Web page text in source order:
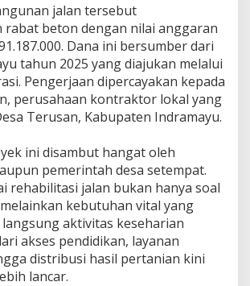
d
r
a
m
a
y
u
R
l
i
s
a
s
i
k
a
jalan tersebut
rabat beton dengan nilai anggaran
Dana ini bersumber dari
tahun 2025 yang diajukan melalui
Pengerjaan dipercayakan kepada
perusahaan kontraktor lokal yang
Terusan, Kabupaten Indramayu.
ini disambut hangat oleh
pemerintah desa setempat.
rehabilitasi jalan bukan hanya soal
kebutuhan vital yang
aktivitas keseharian
akses pendidikan, layanan
distribusi hasil pertanian kini
lancar.